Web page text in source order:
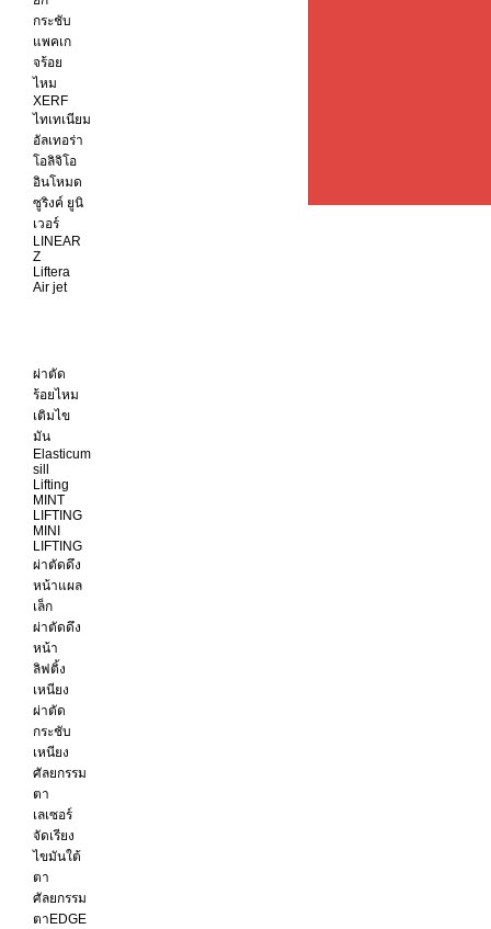
กระชับ
แพคเก
จร้อย
ไหม
XERF
ไทเทเนียม
อัลเทอร่า
โอลิจิโอ
อินโหมด
ซูริงค์ ยูนิ
เวอร์
LINEAR
Z
Liftera
Air jet
ผ่าตัด
ร้อยไหม
เติมไข
มัน
Elasticum
sill
Lifting
MINT
LIFTING
MINI
LIFTING
ผ่าตัดดึง
หน้าแผล
เล็ก
ผ่าตัดดึง
หน้า
ลิฟติ้ง
เหนียง
ผ่าตัด
กระชับ
เหนียง
ศัลยกรรม
ตา
เลเซอร์
จัดเรียง
ไขมันใต้
ตา
ศัลยกรรม
ตาEDGE